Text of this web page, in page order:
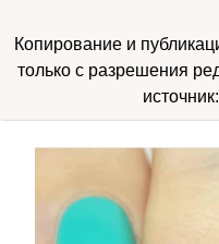
Копирование и
только с разрешения